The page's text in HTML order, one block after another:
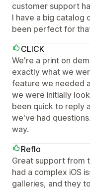
customer support
I have a big catalog
been perfect for
CLICK
We're a print on
exactly what we
feature we needed
we were initially
been quick to reply
we've had
way.
Reflo
Great support from
had a complex iOS
galleries, and they